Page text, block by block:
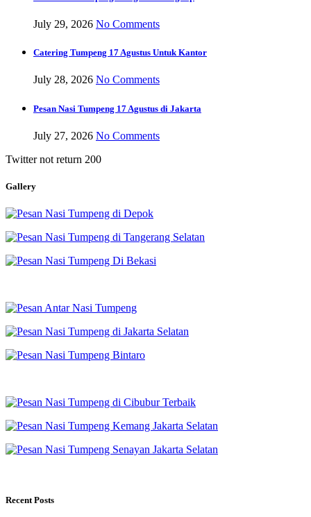
July 29, 2026 No Comments
Catering Tumpeng 17 Agustus Untuk Kantor
July 28, 2026 No Comments
Pesan Nasi Tumpeng 17 Agustus di Jakarta
July 27, 2026 No Comments
Twitter not return 200
Gallery
Recent Posts